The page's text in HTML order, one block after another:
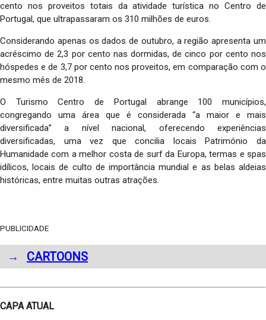
cento nos proveitos totais da atividade turística no Centro de
Portugal, que ultrapassaram os 310 milhões de euros.
Considerando apenas os dados de outubro, a região apresenta um
acréscimo de 2,3 por cento nas dormidas, de cinco por cento nos
hóspedes e de 3,7 por cento nos proveitos, em comparação com o
mesmo mês de 2018.
O Turismo Centro de Portugal abrange 100 municípios,
congregando uma área que é considerada “a maior e mais
diversificada” a nível nacional, oferecendo experiências
diversificadas, uma vez que concilia locais Património da
Humanidade com a melhor costa de surf da Europa, termas e spas
idílicos, locais de culto de importância mundial e as belas aldeias
históricas, entre muitas outras atrações.
PUBLICIDADE
→ CARTOONS
CAPA ATUAL